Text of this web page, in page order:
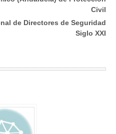
Civil
de Directores de Seguridad
Siglo XXI